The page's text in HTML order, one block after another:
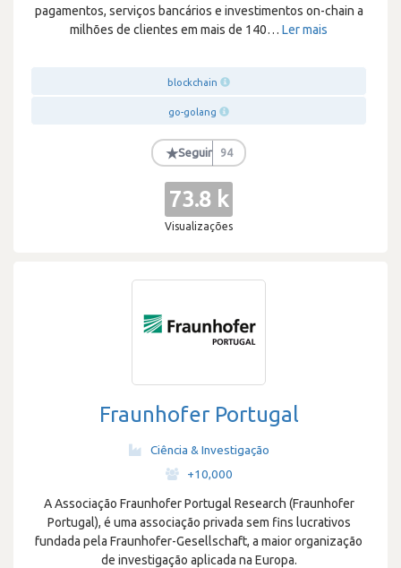
pagamentos, serviços bancários e investimentos on-chain a
milhões de clientes em mais de 140… Ler mais
blockchain
go-golang
★Seguir 94
73.8 k
Visualizações
Fraunhofer Portugal
Ciência & Investigação
+10,000
A Associação Fraunhofer Portugal Research (Fraunhofer
Portugal), é uma associação privada sem fins lucrativos
fundada pela Fraunhofer-Gesellschaft, a maior organização
de investigação aplicada na Europa.